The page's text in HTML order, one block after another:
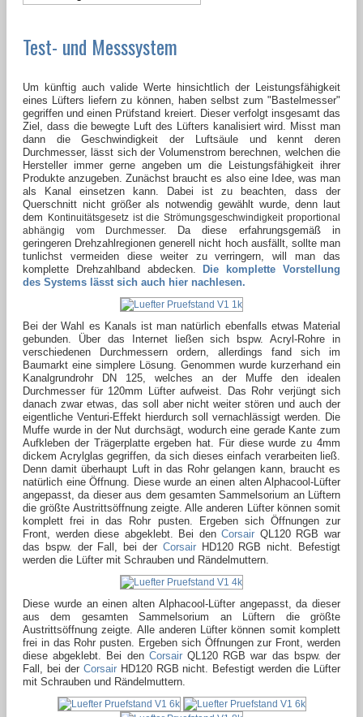
Test- und Messsystem
Um künftig auch valide Werte hinsichtlich der Leistungsfähigkeit
eines Lüfters liefern zu können, haben selbst zum "Bastelmesser"
gegriffen und einen Prüfstand kreiert. Dieser verfolgt insgesamt das
Ziel, dass die bewegte Luft des Lüfters kanalisiert wird. Misst man
dann die Geschwindigkeit der Luftsäule und kennt deren
Durchmesser, lässt sich der Volumenstrom berechnen, welchen die
Hersteller immer gerne angeben um die Leistungsfähigkeit ihrer
Produkte anzugeben. Zunächst braucht es also eine Idee, was man
als Kanal einsetzen kann. Dabei ist zu beachten, dass der
Querschnitt nicht größer als notwendig gewählt wurde, denn laut
dem Kontinuitätsgesetz ist die Strömungsgeschwindigkeit proportional
abhängig vom Durchmesser.
Da diese erfahrungsgemäß in
geringeren Drehzahlregionen generell nicht hoch ausfällt, sollte man
tunlichst vermeiden diese weiter zu verringern, will man das
komplette Drehzahlband abdecken. Die komplette Vorstellung
des Systems lässt sich auch hier nachlesen.
Bei der Wahl es Kanals ist man natürlich ebenfalls etwas Material
gebunden. Über das Internet ließen sich bspw. Acryl-Rohre in
verschiedenen Durchmessern ordern, allerdings fand sich im
Baumarkt eine simplere Lösung. Genommen wurde kurzerhand ein
Kanalgrundrohr DN 125, welches an der Muffe den idealen
Durchmesser für 120mm Lüfter aufweist. Das Rohr verjüngt sich
danach zwar etwas, das soll aber nicht weiter stören und auch der
eigentliche Venturi-Effekt hierdurch soll vernachlässigt werden. Die
Muffe wurde in der Nut durchsägt, wodurch eine gerade Kante zum
Aufkleben der Trägerplatte ergeben hat. Für diese wurde zu 4mm
dickem Acrylglas gegriffen, da sich dieses einfach verarbeiten ließ.
Denn damit überhaupt Luft in das Rohr gelangen kann, braucht es
natürlich eine Öffnung. Diese wurde an einen alten Alphacool-Lüfter
angepasst, da dieser aus dem gesamten Sammelsorium an Lüftern
die größte Austrittsöffnung zeigte. Alle anderen Lüfter können somit
komplett frei in das Rohr pusten. Ergeben sich Öffnungen zur
Front, werden diese abgeklebt. Bei denCorsair QL120 RGB war
das bspw. der Fall, bei der CorsairHD120 RGB nicht. Befestigt
werden die Lüfter mit Schrauben und Rändelmuttern.
Diese wurde an einen alten Alphacool-Lüfter angepasst, da dieser
aus dem gesamten Sammelsorium an Lüftern die größte
Austrittsöffnung zeigte. Alle anderen Lüfter können somit komplett
frei in das Rohr pusten. Ergeben sich Öffnungen zur Front, werden
diese abgeklebt. Bei den CorsairQL120 RGB war das bspw. der
Fall, bei der CorsairHD120 RGB nicht. Befestigt werden die Lüfter
mit Schrauben und Rändelmuttern.